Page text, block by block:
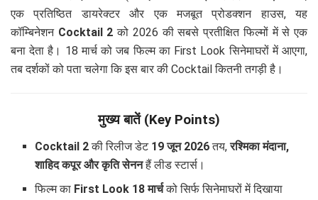
एक प्रतिष्ठित डायरेक्टर और एक मजबूत प्रोडक्शन हाउस, यह
कॉम्बिनेशन Cocktail 2 को 2026 की सबसे प्रतीक्षित फिल्मों में से एक
बना देता है। 18 मार्च को जब फिल्म का First Look सिनेमाघरों में आएगा,
तब दर्शकों को पता चलेगा कि इस बार की Cocktail कितनी तगड़ी है।
मुख्य बातें (Key Points)
Cocktail 2की रिलीज डेट 19 जून 2026तय,रश्मिका मंदाना,
शाहिद कपूर और कृति सेननहैं लीड स्टार्स।
फिल्म का First Look 18 मार्चको सिर्फ सिनेमाघरों में दिखाया